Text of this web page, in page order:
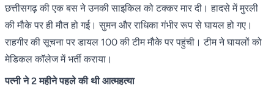
छत्तीसगढ़ की एक बस ने उनकी साइकिल को टक्कर मार दी। हादसे में मुरली
की मौके पर ही मौत हो गई। सुमन और राधिका गंभीर रूप से घायल हो गए।
राहगीर की सूचना पर डायल 100 की टीम मौके पर पहुंची। टीम ने घायलों को
मेडिकल कॉलेज में भर्ती कराया।
पत्नी ने 2 महीने पहले की थी आत्महत्या